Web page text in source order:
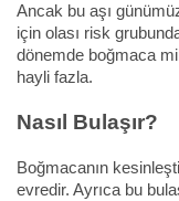
Ancak bu aşı
için olası risk
dönemde boğmaca
hayli fazla.
Nasıl Bulaşır?
Boğmacanın
evredir. Ayrıca bu